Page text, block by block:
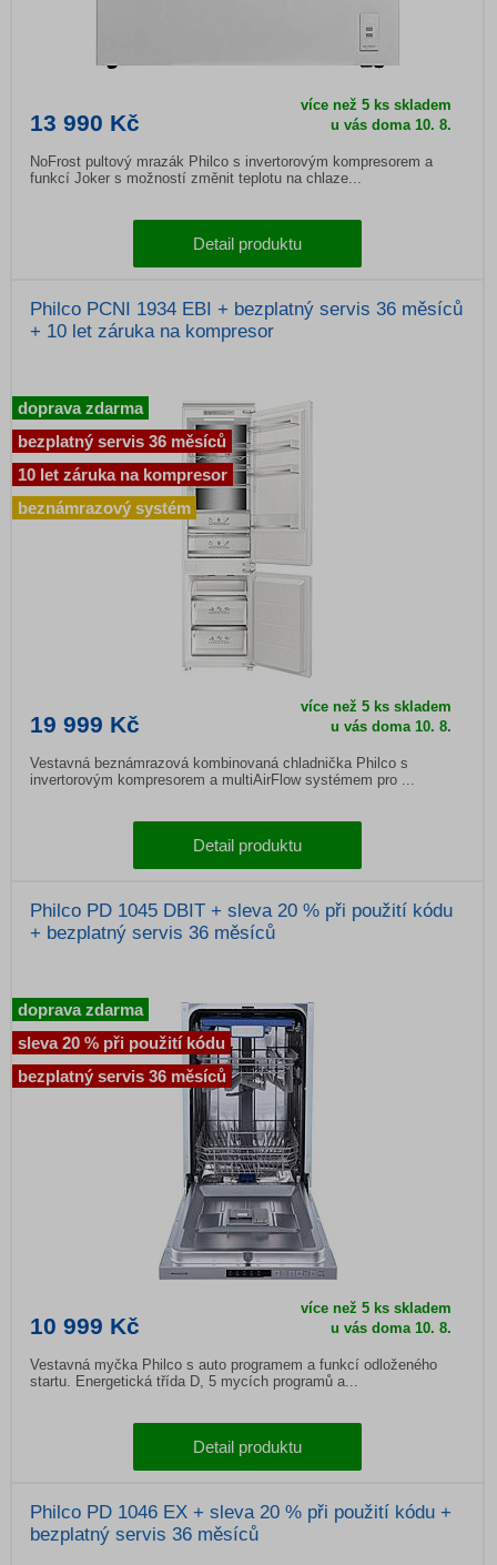
13 990 Kč
více než 5 ks skladem
u vás doma 10. 8.
NoFrost pultový mrazák Philco s invertorovým kompresorem a
funkcí Joker s možností změnit teplotu na chlaze...
Detail produktu
Philco PCNI 1934 EBI + bezplatný servis 36 měsíců
+ 10 let záruka na kompresor
19 999 Kč
více než 5 ks skladem
u vás doma 10. 8.
Vestavná beznámrazová kombinovaná chladnička Philco s
invertorovým kompresorem a multiAirFlow systémem pro ...
Detail produktu
doprava zdarma
bezplatný servis 36 měsíců
10 let záruka na kompresor
beznámrazový systém
Philco PD 1045 DBIT + sleva 20 % při použití kódu
+ bezplatný servis 36 měsíců
10 999 Kč
více než 5 ks skladem
u vás doma 10. 8.
Vestavná myčka Philco s auto programem a funkcí odloženého
startu. Energetická třída D, 5 mycích programů a...
Detail produktu
doprava zdarma
sleva 20 % při použití kódu
bezplatný servis 36 měsíců
Philco PD 1046 EX + sleva 20 % při použití kódu +
bezplatný servis 36 měsíců